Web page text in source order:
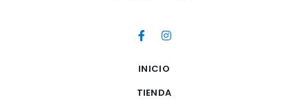
INICIO
TIENDA